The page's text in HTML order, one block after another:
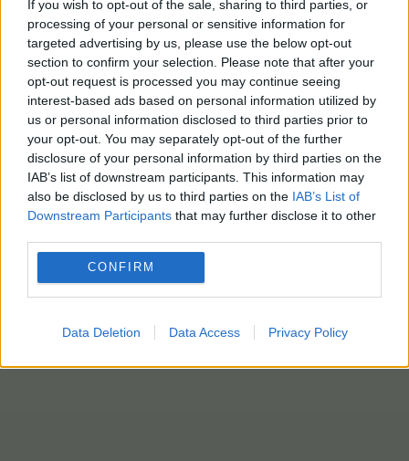
If you wish to opt-out of the sale, sharing to third parties, or
processing of your personal or sensitive information for
targeted advertising by us, please use the below opt-out
section to confirm your selection. Please note that after your
opt-out request is processed you may continue seeing
interest-based ads based on personal information utilized by
us or personal information disclosed to third parties prior to
your opt-out. You may separately opt-out of the further
disclosure of your personal information by third parties on the
IAB’s list of downstream participants. This information may
also be disclosed by us to third parties on the IAB’s List of
Downstream Participants that may further disclose it to other
CONFIRM
Data Deletion Data Access Privacy Policy